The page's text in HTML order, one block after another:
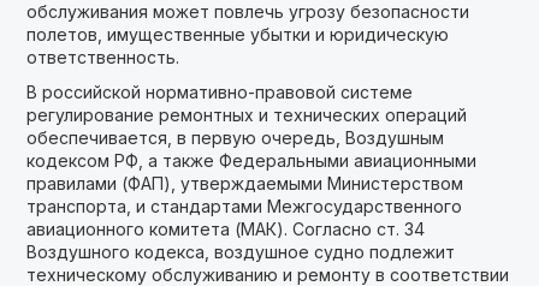
обслуживания может повлечь угрозу безопасности
полетов, имущественные убытки и юридическую
ответственность.
В российской нормативно-правовой системе
регулирование ремонтных и технических операций
обеспечивается, в первую очередь, Воздушным
кодексом РФ, а также Федеральными авиационными
правилами (ФАП), утверждаемыми Министерством
транспорта, и стандартами Межгосударственного
авиационного комитета (МАК). Согласно ст. 34
Воздушного кодекса, воздушное судно подлежит
техническому обслуживанию и ремонту в соответствии